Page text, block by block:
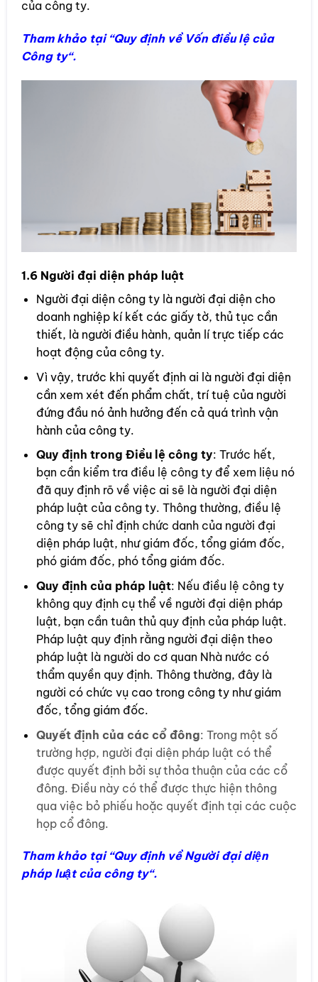
của công ty.
Tham khảo tại “Quy định về Vốn điều lệ của
Công ty“.
1.6 Người đại diện pháp luật
Người đại diện công ty là người đại diện cho
doanh nghiệp kí kết các giấy tờ, thủ tục cần
thiết, là người điều hành, quản lí trực tiếp các
hoạt động của công ty.
Vì vậy, trước khi quyết định ai là người đại diện
cần xem xét đến phẩm chất, trí tuệ của người
đứng đầu nó ảnh hưởng đến cả quá trình vận
hành của công ty.
Quy định trong Điều lệ công ty: Trước hết,
bạn cần kiểm tra điều lệ công ty để xem liệu nó
đã quy định rõ về việc ai sẽ là người đại diện
pháp luật của công ty. Thông thường, điều lệ
công ty sẽ chỉ định chức danh của người đại
diện pháp luật, như giám đốc, tổng giám đốc,
phó giám đốc, phó tổng giám đốc.
Quy định của pháp luật: Nếu điều lệ công ty
không quy định cụ thể về người đại diện pháp
luật, bạn cần tuân thủ quy định của pháp luật.
Pháp luật quy định rằng người đại diện theo
pháp luật là người do cơ quan Nhà nước có
thẩm quyền quy định. Thông thường, đây là
người có chức vụ cao trong công ty như giám
đốc, tổng giám đốc.
Quyết định của các cổ đông: Trong một số
trường hợp, người đại diện pháp luật có thể
được quyết định bởi sự thỏa thuận của các cổ
đông. Điều này có thể được thực hiện thông
qua việc bỏ phiếu hoặc quyết định tại các cuộc
họp cổ đông.
Tham khảo tại “Quy định về Người đại diện
pháp luật của công ty“.